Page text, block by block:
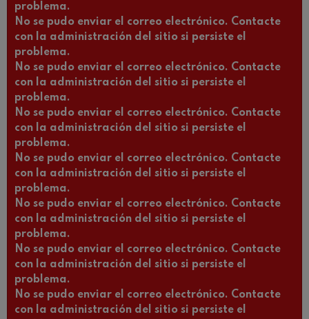
problema.
No se pudo enviar el correo electrónico. Contacte
con la administración del sitio si persiste el
problema.
No se pudo enviar el correo electrónico. Contacte
con la administración del sitio si persiste el
problema.
No se pudo enviar el correo electrónico. Contacte
con la administración del sitio si persiste el
problema.
No se pudo enviar el correo electrónico. Contacte
con la administración del sitio si persiste el
problema.
No se pudo enviar el correo electrónico. Contacte
con la administración del sitio si persiste el
problema.
No se pudo enviar el correo electrónico. Contacte
con la administración del sitio si persiste el
problema.
No se pudo enviar el correo electrónico. Contacte
con la administración del sitio si persiste el